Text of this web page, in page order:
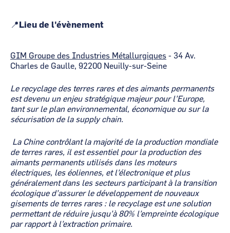
📍Lieu de l'évènement
GIM Groupe des Industries Métallurgiques - 34 Av.
Charles de Gaulle, 92200 Neuilly-sur-Seine
Le recyclage des terres rares et des aimants permanents
est devenu un enjeu stratégique majeur pour l’Europe,
tant sur le plan environnemental, économique ou sur la
sécurisation de la supply chain.
La Chine contrôlant la majorité de la production mondiale
de terres rares, il est essentiel pour la production des
aimants permanents utilisés dans les moteurs
électriques, les éoliennes, et l’électronique et plus
généralement dans les secteurs participant à la transition
écologique d’assurer le développement de nouveaux
gisements de terres rares : le recyclage est une solution
permettant de réduire jusqu’à 80% l’empreinte écologique
par rapport à l’extraction primaire.